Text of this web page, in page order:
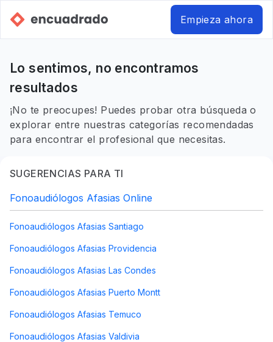
Empieza ahora
Lo sentimos, no encontramos
resultados
¡No te preocupes! Puedes probar otra búsqueda o
explorar entre nuestras categorías recomendadas
para encontrar el profesional que necesitas.
SUGERENCIAS PARA TI
Fonoaudiólogos Afasias Online
Fonoaudiólogos Afasias Santiago
Fonoaudiólogos Afasias Providencia
Fonoaudiólogos Afasias Las Condes
Fonoaudiólogos Afasias Puerto Montt
Fonoaudiólogos Afasias Temuco
Fonoaudiólogos Afasias Valdivia